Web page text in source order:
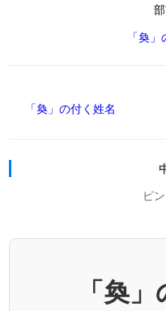
「奐
「奐」の付く姓名
ピ
「奐